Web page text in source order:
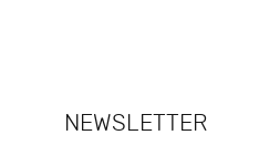
NEWSLETTER